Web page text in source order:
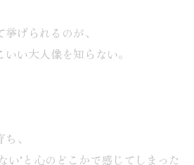
げられるのが、
い大人像を知らない。
、
い"と心のどこかで感じてしまった